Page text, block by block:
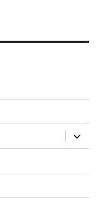
apri
i
menu